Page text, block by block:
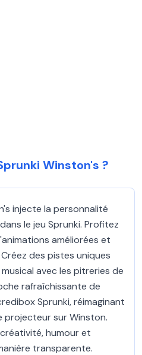
Winston's ?
injecte la personnalité
le jeu Sprunki. Profitez
améliorées et
des pistes uniques
avec les pitreries de
rafraîchissante de
Sprunki, réimaginant
projecteur sur Winston.
humour et
transparente.